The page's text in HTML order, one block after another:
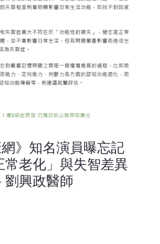
》知名演員曝忘記
常老化」與失智差異
劉興政醫師